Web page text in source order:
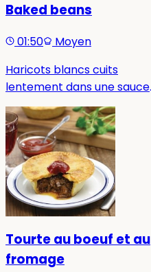
Baked beans
01:50
Moyen
Haricots blancs cuits
lentement dans une sauce
sucrée et salée à base de
tomates.
Tourte au boeuf et au
fromage